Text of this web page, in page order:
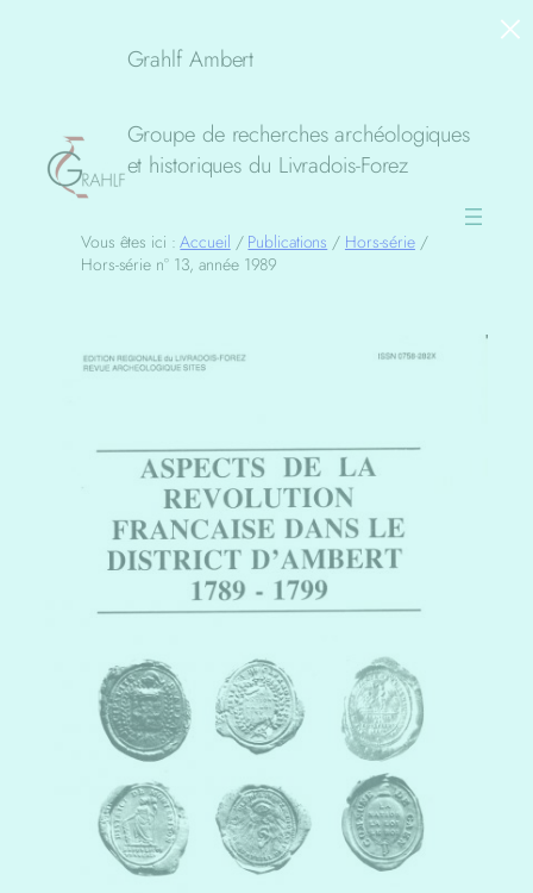
Grahlf Ambert
Groupe de recherches archéologiques
et historiques du Livradois-Forez
Vous êtes ici :Accueil / Publications / Hors-série/
Hors-série n° 13, année 1989
×